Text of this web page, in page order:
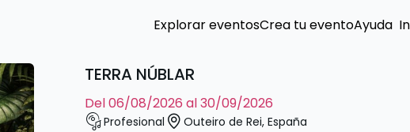
Explorar eventosCrea tu eventoAyuda
TERRA NÚBLAR
del 06/08/2026 al 30/09/2026
Profesional Outeiro de Rei, España